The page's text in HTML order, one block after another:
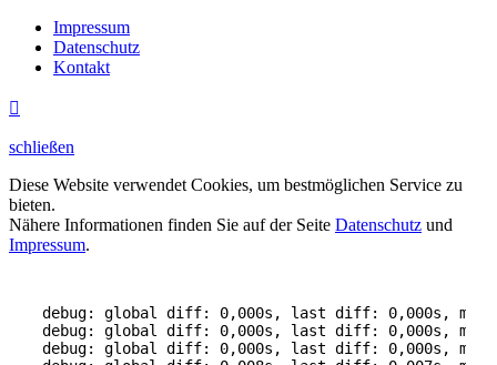
Impressum
Datenschutz
Kontakt

schließen
Diese Website verwendet Cookies, um bestmöglichen Service zu
bieten.
Nähere Informationen finden Sie auf der Seite Datenschutz und
Impressum.
debug: global diff: 0,000s, last diff: 0,000s, mem:
debug: global diff: 0,000s, last diff: 0,000s, mem:
debug: global diff: 0,000s, last diff: 0,000s, mem: